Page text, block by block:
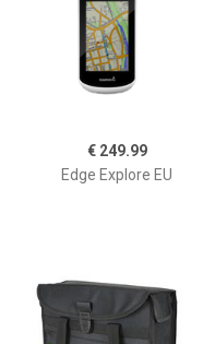
€ 249.99
Edge Explore EU